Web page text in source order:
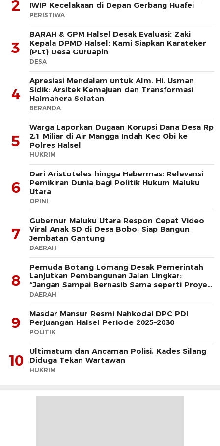
2
IWIP Kecelakaan di Depan Gerbang Huafei
PERISTIWA
3
BARAH & GPM Halsel Desak Evaluasi: Zaki
Kepala DPMD Halsel: Kami Siapkan Karateker
(PLt) Desa Guruapin
DESA
4
Apresiasi Mendalam untuk Alm. Hi. Usman
Sidik: Arsitek Kemajuan dan Transformasi
Halmahera Selatan
BERANDA
5
Warga Laporkan Dugaan Korupsi Dana Desa Rp
2,1 Miliar di Air Mangga Indah Kec Obi ke
Polres Halsel
HUKRIM
6
Dari Aristoteles hingga Habermas: Relevansi
Pemikiran Dunia bagi Politik Hukum Maluku
Utara
OPINI
7
Gubernur Maluku Utara Respon Cepat Video
Viral Anak SD di Desa Bobo, Siap Bangun
Jembatan Gantung
DAERAH
8
Pemuda Botang Lomang Desak Pemerintah
Lanjutkan Pembangunan Jalan Lingkar:
“Jangan Sampai Bernasib Sama seperti Proyek
PLTD
DAERAH
9
Masdar Mansur Resmi Nahkodai DPC PDI
Perjuangan Halsel Periode 2025–2030
POLITIK
10
Ultimatum dan Ancaman Polisi, Kades Silang
Diduga Tekan Wartawan
HUKRIM